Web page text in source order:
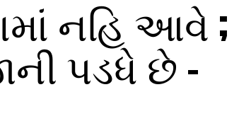
નહિ આવે ;
પડધે છે –